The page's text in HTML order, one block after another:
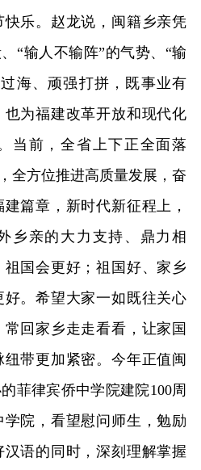
乐。赵龙说，闽籍乡亲凭
“输人不输阵”的气势、“输
海、顽强打拼，既事业有
为福建改革开放和现代化
当前，全省上下正全面落
全方位推进高质量发展，奋
篇章，新时代新征程上，
乡亲的大力支持、鼎力相
国会更好；祖国好、家乡
。希望大家一如既往关心
回家乡走走看看，让家国
带更加紧密。今年正值闽
菲律宾侨中学院建院100周
院，看望慰问师生，勉励
语的同时，深刻理解掌握